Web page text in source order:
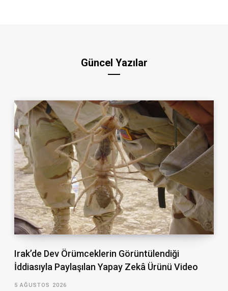
Güncel Yazılar
Irak’de Dev Örümceklerin Görüntülendiği
İddiasıyla Paylaşılan Yapay Zekâ Ürünü Video
5 AĞUSTOS 2026